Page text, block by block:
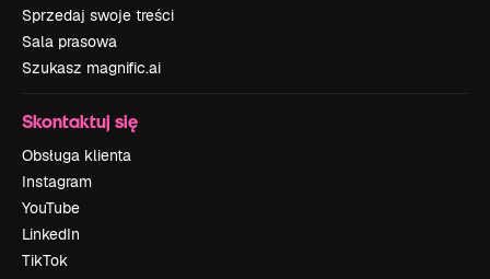
Sprzedaj swoje treści
Sala prasowa
Szukasz magnific.ai
Skontaktuj się
Obsługa klienta
Instagram
YouTube
LinkedIn
TikTok